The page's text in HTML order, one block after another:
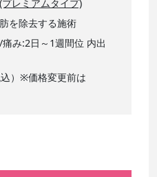
レミアムタイプ)
を除去する施術
痛み:2日～1週間位 内出
）※価格変更前は